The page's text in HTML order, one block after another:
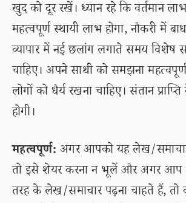
खुद को दूर रखें। ध्यान रहे कि वर्तमान
महत्वपूर्ण स्थायी लाभ होगा, नौकरी में
व्यापार में नई छलांग लगाते समय विशेष
चाहिए। अपने साथी को समझना
लोगों को धैर्य रखना चाहिए। संतान
होगी।
महत्वपूर्ण: अगर आपको यह लेख/
तो इसे शेयर करना न भूलें और अगर आप
तरह के लेख/समाचार पढ़ना चाहते हैं, तो